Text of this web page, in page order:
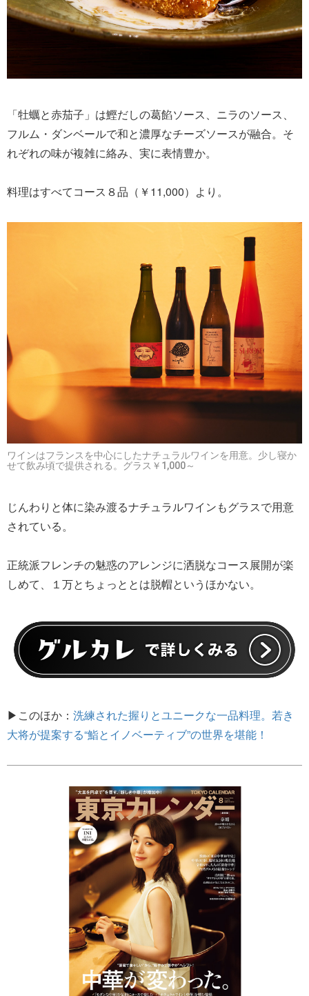
「牡蠣と赤茄子」は鰹だしの葛餡ソース、ニラのソース、
フルム・ダンベールで和と濃厚なチーズソースが融合。そ
れぞれの味が複雑に絡み、実に表情豊か。
料理はすべてコース８品（￥11,000）より。
ワインはフランスを中心にしたナチュラルワインを用意。少し寝か
せて飲み頃で提供される。グラス￥1,000～
じんわりと体に染み渡るナチュラルワインもグラスで用意
されている。
正統派フレンチの魅惑のアレンジに洒脱なコース展開が楽
しめて、１万とちょっととは脱帽というほかない。
▶このほか： 洗練された握りとユニークな一品料理。若き
大将が提案する“鮨とイノベーティブ”の世界を堪能！